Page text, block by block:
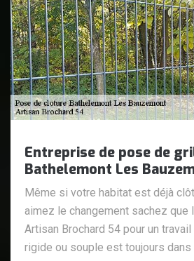
Entreprise de pose de
Bathelemont Les
Même si votre habitat est déjà
aimez le changement sachez que
Artisan Brochard 54 pour un
rigide ou souple est toujours